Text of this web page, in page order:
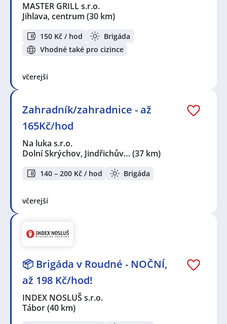
MASTER GRILL s.r.o.
Jihlava, centrum (30 km)
150 Kč / hod
Brigáda
Vhodné také pro cizince
včerejší
Zahradník/zahradnice - až
165Kč/hod
Na luka s.r.o.
Dolní Skrýchov, Jindřichův… (37 km)
140 – 200 Kč / hod Brigáda
včerejší
📦 Brigáda v Roudné - NOČNÍ,
až 198 Kč/hod!
INDEX NOSLUŠ s.r.o.
Tábor(40 km)